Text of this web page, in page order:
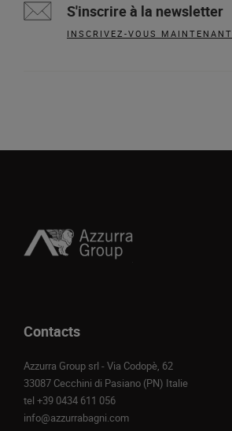
S'inscrire à la newsletter
INSCRIVEZ-VOUS MAINTENANT
Contacts
Azzurra Group srl - Via Codopè, 62
33087 Cecchini di Pasiano (PN) Italie
tel +39 0434 611 056
info@azzurrabagni.com